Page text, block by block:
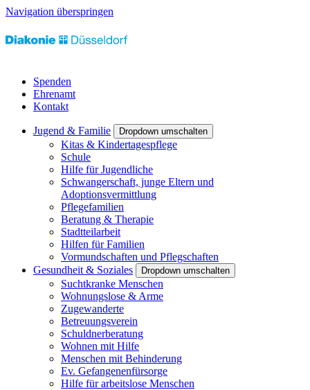
Navigation überspringen
Spenden
Ehrenamt
Kontakt
Jugend & Familie Dropdown umschalten
Kitas & Kindertagespflege
Schule
Hilfe für Jugendliche
Schwangerschaft, junge Eltern und
Adoptionsvermittlung
Pflegefamilien
Beratung & Therapie
Stadtteilarbeit
Hilfen für Familien
Vormundschaften und Pflegschaften
Gesundheit & Soziales
Dropdown umschalten
Suchtkranke Menschen
Wohnungslose & Arme
Zugewanderte
Betreuungsverein
Schuldnerberatung
Wohnen mit Hilfe
Menschen mit Behinderung
Ev. Gefangenenfürsorge
Hilfe für arbeitslose Menschen